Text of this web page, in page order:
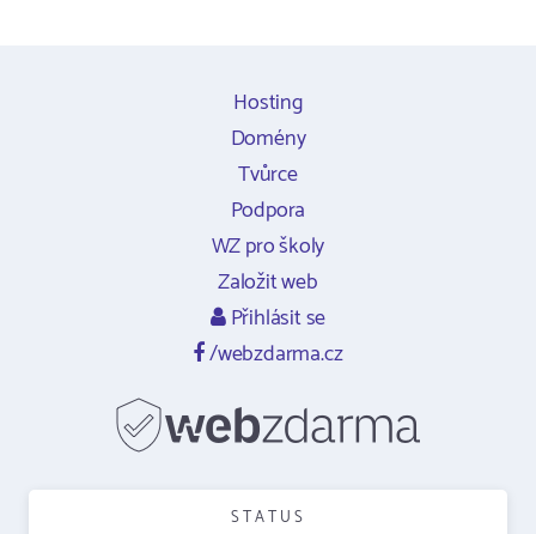
Hosting
Domény
Tvůrce
Podpora
WZ pro školy
Založit web
Přihlásit se
/webzdarma.cz
STATUS